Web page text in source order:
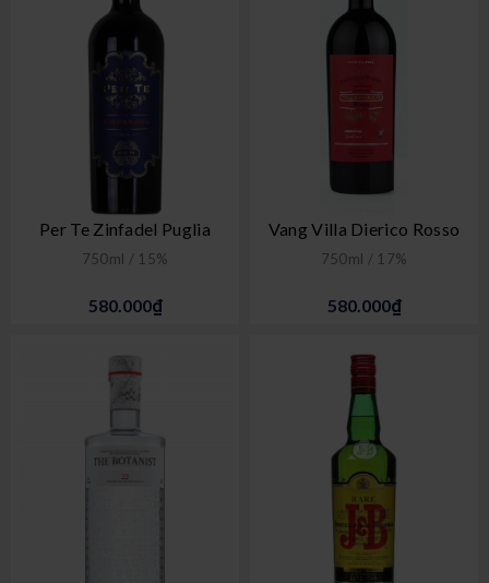
Per Te Zinfadel Puglia
750ml / 15%
580.000₫
Vang Villa Dierico Rosso
750ml / 17%
580.000₫